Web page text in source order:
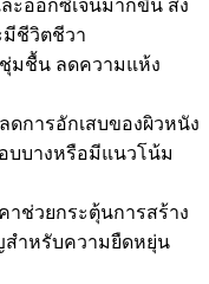
ะออกซิเจนมากขึ้น ส่ง
มีชีวิตชีวา
มชื้น ลดความแห้ง
ดการอักเสบของผิวหนัง
บบางหรือมีแนวโน้ม
าช่วยกระตุ้นการสร้าง
สำหรับความยืดหยุ่น